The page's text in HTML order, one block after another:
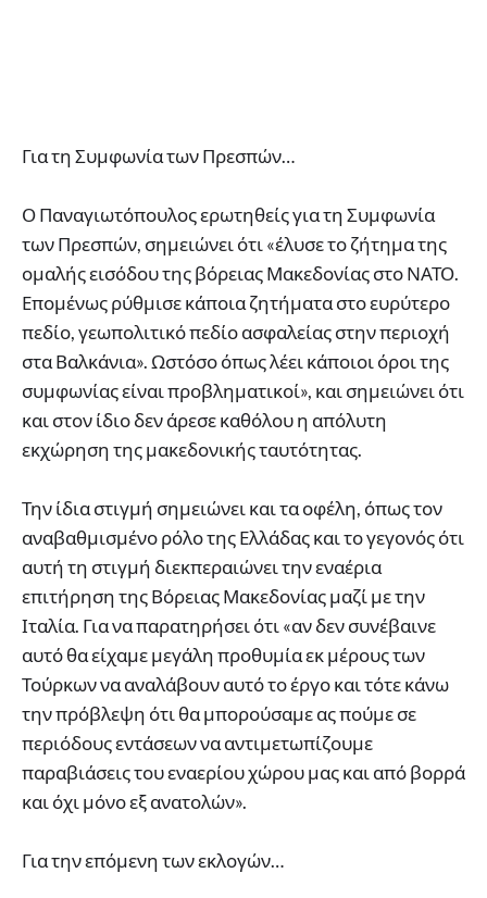
Για τη Συμφωνία των Πρεσπών…
Ο Παναγιωτόπουλος ερωτηθείς για τη Συμφωνία
των Πρεσπών, σημειώνει ότι «έλυσε το ζήτημα της
ομαλής εισόδου της βόρειας Μακεδονίας στο ΝΑΤΟ.
Επομένως ρύθμισε κάποια ζητήματα στο ευρύτερο
πεδίο, γεωπολιτικό πεδίο ασφαλείας στην περιοχή
στα Βαλκάνια». Ωστόσο όπως λέει κάποιοι όροι της
συμφωνίας είναι προβληματικοί», και σημειώνει ότι
και στον ίδιο δεν άρεσε καθόλου η απόλυτη
εκχώρηση της μακεδονικής ταυτότητας.
Την ίδια στιγμή σημειώνει και τα οφέλη, όπως τον
αναβαθμισμένο ρόλο της Ελλάδας και το γεγονός ότι
αυτή τη στιγμή διεκπεραιώνει την εναέρια
επιτήρηση της Βόρειας Μακεδονίας μαζί με την
Ιταλία. Για να παρατηρήσει ότι «αν δεν συνέβαινε
αυτό θα είχαμε μεγάλη προθυμία εκ μέρους των
Τούρκων να αναλάβουν αυτό το έργο και τότε κάνω
την πρόβλεψη ότι θα μπορούσαμε ας πούμε σε
περιόδους εντάσεων να αντιμετωπίζουμε
παραβιάσεις του εναερίου χώρου μας και από βορρά
και όχι μόνο εξ ανατολών».
Για την επόμενη των εκλογών…